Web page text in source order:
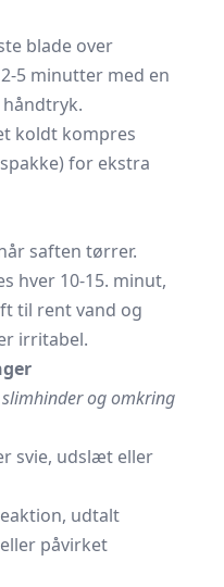
blade over
5 minutter med en
koldt kompres
for ekstra
saften tørrer.
hver 10-15. minut,
til rent vand og
irritabel.
slimhinder og omkring
svie, udslæt eller
udtalt
påvirket